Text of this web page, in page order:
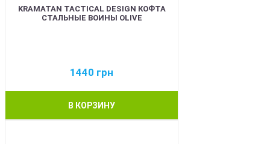
KRAMATAN TACTICAL DESIGN КОФТА
СТАЛЬНЫЕ ВОИНЫ OLIVE
1440 грн
В КОРЗИНУ